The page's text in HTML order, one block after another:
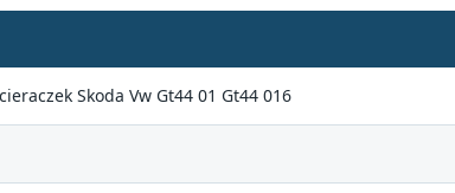
Skoda Vw Gt44 01 Gt44 016